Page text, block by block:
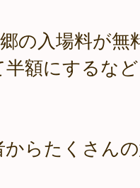
の入場料が無
額にするな
らたくさん